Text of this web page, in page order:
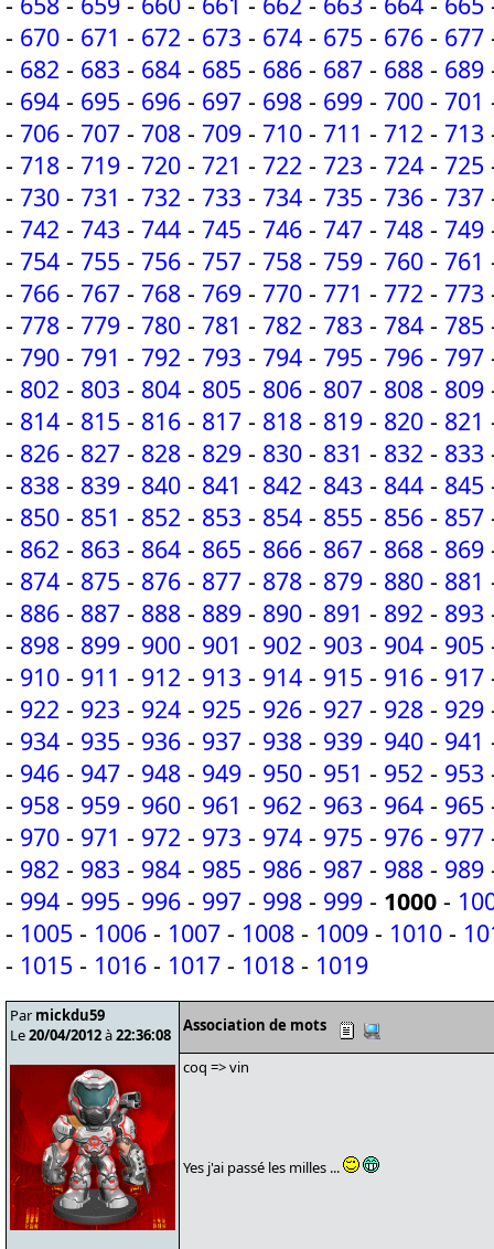
- 670 - 671 - 672 - 673 - 674 - 675 - 676 - 677
- 682 - 683 - 684 - 685 - 686 - 687 - 688 - 689
- 694 - 695 - 696 - 697 - 698 - 699 - 700 - 701
- 706 - 707 - 708 - 709 - 710 - 711 - 712 - 713
- 718 - 719 - 720 - 721 - 722 - 723 - 724 - 725
- 730 - 731 - 732 - 733 - 734 - 735 - 736 - 737
- 742 - 743 - 744 - 745 - 746 - 747 - 748 - 749
- 754 - 755 - 756 - 757 - 758 - 759 - 760 - 761
- 766 - 767 - 768 - 769 - 770 - 771 - 772 - 773
- 778 - 779 - 780 - 781 - 782 - 783 - 784 - 785
- 790 - 791 - 792 - 793 - 794 - 795 - 796 - 797
- 802 - 803 - 804 - 805 - 806 - 807 - 808 - 809
- 814 - 815 - 816 - 817 - 818 - 819 - 820 - 821
- 826 - 827 - 828 - 829 - 830 - 831 - 832 - 833
- 838 - 839 - 840 - 841 - 842 - 843 - 844 - 845
- 850 - 851 - 852 - 853 - 854 - 855 - 856 - 857
- 862 - 863 - 864 - 865 - 866 - 867 - 868 - 869
- 874 - 875 - 876 - 877 - 878 - 879 - 880 - 881
- 886 - 887 - 888 - 889 - 890 - 891 - 892 - 893
- 898 - 899 - 900 - 901 - 902 - 903 - 904 - 905
- 910 - 911 - 912 - 913 - 914 - 915 - 916 - 917
- 922 - 923 - 924 - 925 - 926 - 927 - 928 - 929
- 934 - 935 - 936 - 937 - 938 - 939 - 940 - 941
- 946 - 947 - 948 - 949 - 950 - 951 - 952 - 953
- 958 - 959 - 960 - 961 - 962 - 963 - 964 - 965
- 970 - 971 - 972 - 973 - 974 - 975 - 976 - 977
- 982 - 983 - 984 - 985 - 986 - 987 - 988 - 989
- 994 - 995 - 996 - 997 - 998 - 999 - 1000 -
- 1005 - 1006 - 1007 - 1008 - 1009 - 1010 -
- 1015 - 1016 - 1017 - 1018 - 1019
Par mickdu59
Le20/04/2012à22:36:08 Association de mots
coq => vin
Yes j'ai passé les milles ...